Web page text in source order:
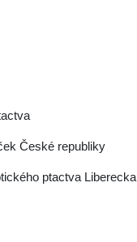
České republiky
ptactva Liberecka